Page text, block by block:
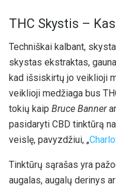
THC Skystis –
Techniškai kalbant,
skystas ekstraktas,
kad išsiskirtų jo veiklioji
veiklioji medžiaga bus
tokių kaip Bruce Bannerar
pasidaryti CBD tinktūrą
veislę, pavyzdžiui, „
Tinktūrų sąrašas yra
augalas, augalų derinys